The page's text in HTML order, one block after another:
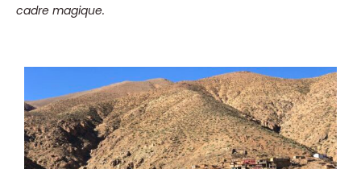
cadre magique.